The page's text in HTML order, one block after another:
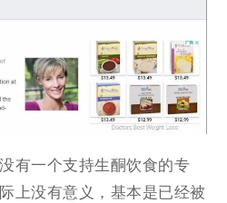
有一个支持生酮饮食的专
上没有意义，基本是已经被